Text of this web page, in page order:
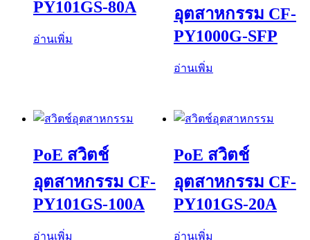
PY101GS-80A
อ่านเพิ่ม
อุตสาหกรรม CF-
PY1000G-SFP
อ่านเพิ่ม
PoE สวิตช์
อุตสาหกรรม CF-
PY101GS-100A
อ่านเพิ่ม
PoE สวิตช์
อุตสาหกรรม CF-
PY101GS-20A
อ่านเพิ่ม